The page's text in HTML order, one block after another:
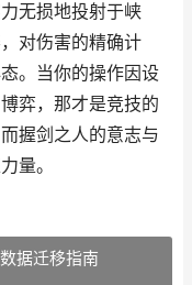
无损地投射于峡
对伤害的精确计
。当你的操作因设
弈，那才是竞技的
握剑之人的意志与
量。
据迁移指南